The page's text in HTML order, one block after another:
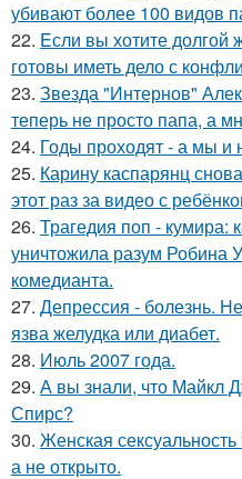
убивают более 100 видов
22. Eсли вы хотите долгой
готовы иметь дело с
23. Звезда "Интернов"
теперь не просто папа, а
24. Годы проходят - а мы и
25. Карину каспарянц
этот раз за видео с
26. Трагедия поп - кумира:
уничтожила разум Робина
комедианта.
27. Депрессия - болезнь.
язва желудка или диабет.
28. Июль 2007 года.
29. А вы знали, что Майкл
Спирс?
30. Женская
а не открыто.